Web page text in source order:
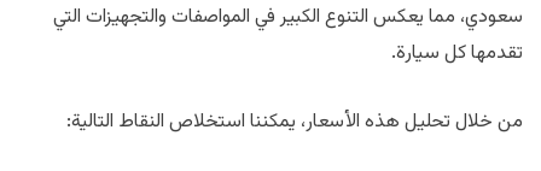
سعودي، مما يعكس التنوع الكبير في المواصفات والتجهيزات التي
تقدمها كل سيارة.
من خلال تحليل هذه الأسعار، يمكننا استخلاص النقاط التالية: